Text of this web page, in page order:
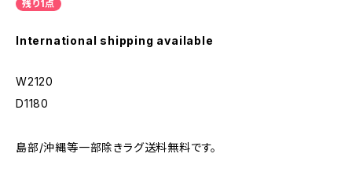
残り1点
International shipping available
W2120
D1180
島部/沖縄等一部除きラグ送料無料です。